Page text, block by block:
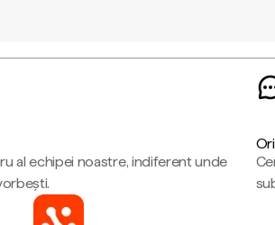
al echipei noastre, indiferent unde